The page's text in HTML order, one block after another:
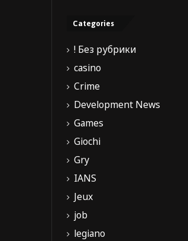
Categories
! Без рубрики
casino
Crime
Development News
Games
Giochi
Gry
IANS
Jeux
job
legiano